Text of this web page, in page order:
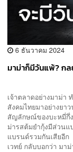
6 ธันวาคม 2024
มาม่าก็มีวันแพ้? ก
เจ้าตลาดอย่างมาม่า
สังคมไทยมาอย่างยา
สัญลักษณ์ของบะหมี่กึ่ง
ม่ารสต้มยำกุ้งมีส่วนแ
แบรนด์รวมกันเสียอีก
เวทย์ กลับบอกว่า มา